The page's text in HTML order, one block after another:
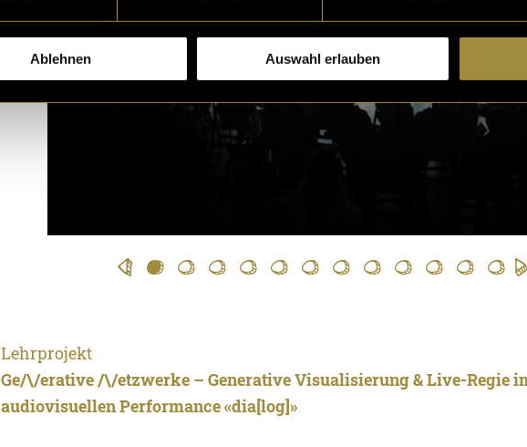
Ablehnen Auswahl erlauben
Lehrprojekt
Ge/\/erative /\/etzwerke – Generative Visualisierung & Live-Regie
audiovisuellen Performance «dia[log]»